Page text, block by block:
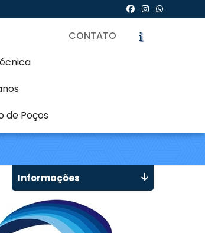
de Poços
CONTATO
Juvevê -
Informações